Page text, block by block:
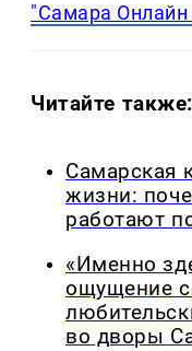
"Самара Онлайн
Читайте также:
Самарская
жизни:
работают
«Именно
ощущение
во дворы